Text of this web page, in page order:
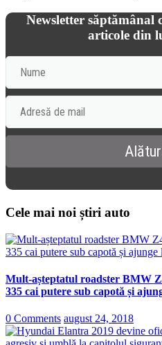
Newsletter săptămânal
articole din
Cele mai noi știri auto
Mult-așteptatul roadster BMW
335 cai putere sub capotă și
0 Comments august 24, 2018